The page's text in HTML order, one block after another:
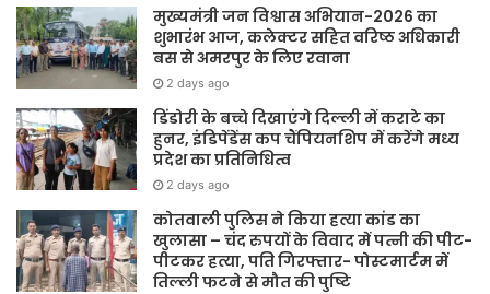
मुख्यमंत्री जन विश्वास अभियान-2026 का
शुभारंभ आज, कलेक्टर सहित वरिष्ठ अधिकारी
बस से अमरपुर के लिए रवाना
2 days ago
डिंडोरी के बच्चे दिखाएंगे दिल्ली में कराटे का
हुनर, इंडिपेंडेंस कप चैंपियनशिप में करेंगे मध्य
प्रदेश का प्रतिनिधित्व
2 days ago
कोतवाली पुलिस ने किया हत्या कांड का
खुलासा – चंद रुपयों के विवाद में पत्नी की पीट-
पीटकर हत्या, पति गिरफ्तार- पोस्टमार्टम में
तिल्ली फटने से मौत की पुष्टि